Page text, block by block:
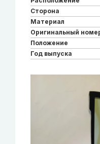
Сторона
Материал
Оригинальный
Положение
Год выпуска